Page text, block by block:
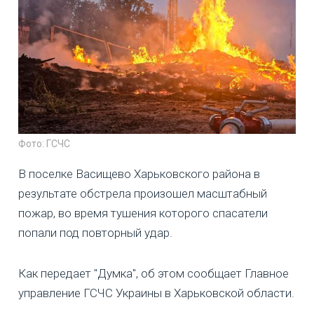
Фото: ГСЧС
В поселке Васищево Харьковского района в
результате обстрела произошел масштабный
пожар, во время тушения которого спасатели
попали под повторный удар.
Как передает "Думка", об этом сообщает Главное
управление ГСЧС Украины в Харьковской области.